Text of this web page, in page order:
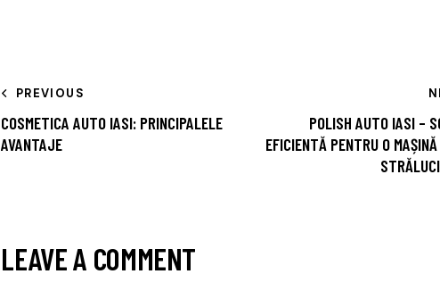
PREVIOUS
COSMETICA AUTO IASI: PRINCIPALELE
AVANTAJE
POLISH AUTO IASI –
EFICIENTĂ PENTRU O MAȘINĂ
LEAVE A COMMENT